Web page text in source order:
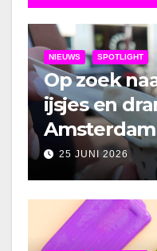
NIEUWS SPOTLIGHT
Op zoek
ijsjes en
Amsterdam
25 JUNI 2026